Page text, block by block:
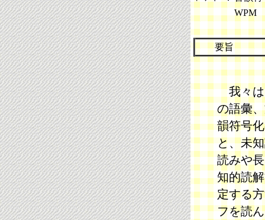
WPM
要旨
我々は
の語彙
韻符号
と、未
読みや
知的読
定する
フを読